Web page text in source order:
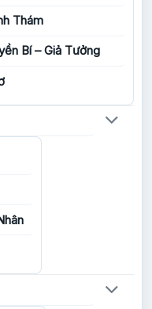
Thám
Bí – Giả Tưởng